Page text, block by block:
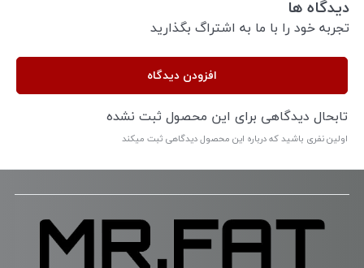
دیدگاه ها
تجربه خود را با ما به اشتراگ بگذارید
افزودن دیدگاه
تابحال دیدگاهی برای این محصول ثبت نشده
اولین نفری باشید که درباره این محصول دیدگاهی ثبت میکند